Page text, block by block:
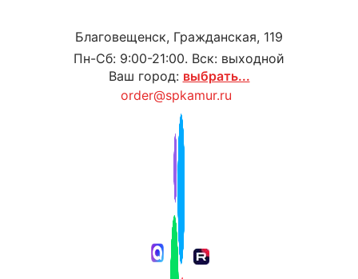
Благовещенск, Гражданская, 119
Пн-Сб: 9:00-21:00. Вск: выходной
Ваш город: выбрать...
order@spkamur.ru